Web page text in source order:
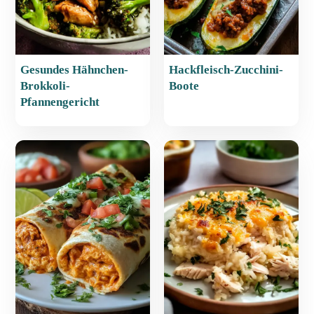
Gesundes Hähnchen-
Brokkoli-
Pfannengericht
Hackfleisch-Zucchini-
Boote